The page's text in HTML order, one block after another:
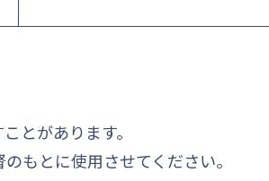
とがあります。
もとに使用させてください。